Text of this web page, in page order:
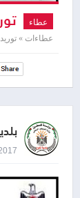
عطاء
عطاءات »
30/01/